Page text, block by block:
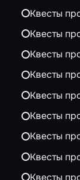
Квесты
Квесты
Квесты
Квесты
Квесты
Квесты
Квесты
Квесты
Квесты